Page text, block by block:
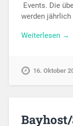
Events. Die
werden
Weiterlesen →
16. Oktober